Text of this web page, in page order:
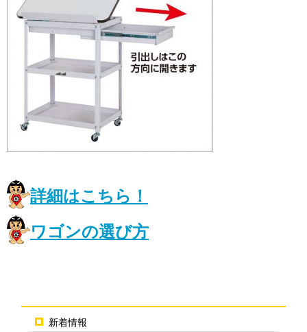
新着情報
詳細はこちら！
ワゴンの選び方